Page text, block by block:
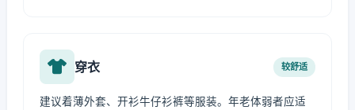
穿衣 较舒适
建议着薄外套、开衫牛仔衫裤等服装。年老体弱者应适